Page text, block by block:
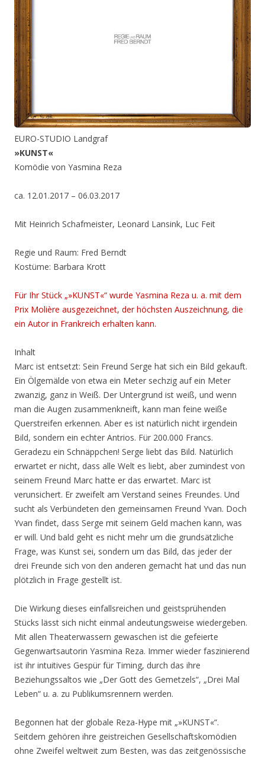
EURO-STUDIO Landgraf
»KUNST«
Komödie von Yasmina Reza
ca. 12.01.2017 – 06.03.2017
Mit Heinrich Schafmeister, Leonard Lansink, Luc Feit
Regie und Raum: Fred Berndt
Kostüme: Barbara Krott
Für Ihr Stück „»KUNST«“ wurde Yasmina Reza u. a. mit dem
Prix Molière ausgezeichnet, der höchsten Auszeichnung, die
ein Autor in Frankreich erhalten kann.
Inhalt
Marc ist entsetzt: Sein Freund Serge hat sich ein Bild gekauft.
Ein Ölgemälde von etwa ein Meter sechzig auf ein Meter
zwanzig, ganz in Weiß. Der Untergrund ist weiß, und wenn
man die Augen zusammenkneift, kann man feine weiße
Querstreifen erkennen. Aber es ist natürlich nicht irgendein
Bild, sondern ein echter Antrios. Für 200.000 Francs.
Geradezu ein Schnäppchen! Serge liebt das Bild. Natürlich
erwartet er nicht, dass alle Welt es liebt, aber zumindest von
seinem Freund Marc hatte er das erwartet. Marc ist
verunsichert. Er zweifelt am Verstand seines Freundes. Und
sucht als Verbündeten den gemeinsamen Freund Yvan. Doch
Yvan findet, dass Serge mit seinem Geld machen kann, was
er will. Und bald geht es nicht mehr um die grundsätzliche
Frage, was Kunst sei, sondern um das Bild, das jeder der
drei Freunde sich von den anderen gemacht hat und das nun
plötzlich in Frage gestellt ist.
Die Wirkung dieses einfallsreichen und geistsprühenden
Stücks lässt sich nicht einmal andeutungsweise wiedergeben.
Mit allen Theaterwassern gewaschen ist die gefeierte
Gegenwartsautorin Yasmina Reza. Immer wieder faszinierend
ist ihr intuitives Gespür für Timing, durch das ihre
Beziehungssaltos wie „Der Gott des Gemetzels“, „Drei Mal
Leben“ u. a. zu Publikumsrennern werden.
Begonnen hat der globale Reza-Hype mit „»KUNST«“.
Seitdem gehören ihre geistreichen Gesellschaftskomödien
ohne Zweifel weltweit zum Besten, was das zeitgenössische